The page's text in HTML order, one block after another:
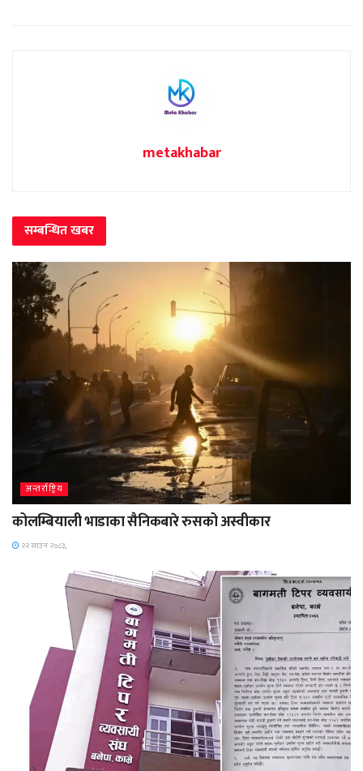
metakhabar
सम्बन्धितखबर
अन्तर्राष्ट्रिय
कोलम्बियाली भाडाका सैनिकबारे रुसको अस्वीकार
२२ साउन २०८३,